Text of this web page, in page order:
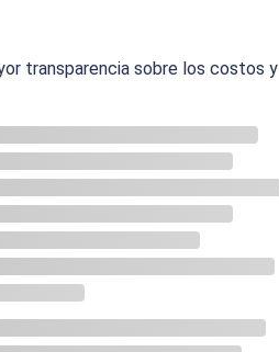
transparencia sobre los costos y